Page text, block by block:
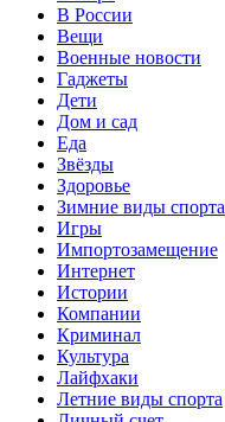
В России
Вещи
Военные новости
Гаджеты
Дети
Дом и сад
Еда
Звёзды
Здоровье
Зимние виды спорта
Игры
Импортозамещение
Интернет
Истории
Компании
Криминал
Культура
Лайфхаки
Летние виды спорта